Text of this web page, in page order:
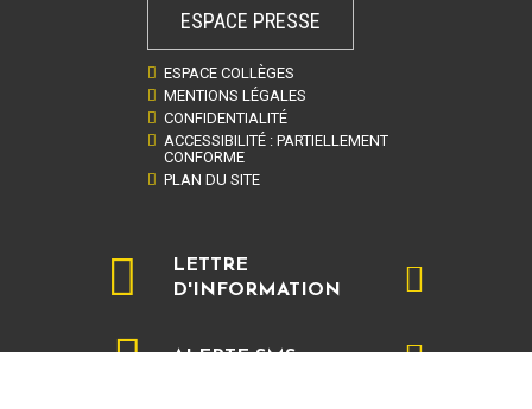
ESPACE PRESSE
ESPACE COLLÈGES
MENTIONS LÉGALES
CONFIDENTIALITÉ
ACCESSIBILITÉ : PARTIELLEMENT
CONFORME
PLAN DU SITE
LETTRE
D'INFORMATION
ALERTE SMS